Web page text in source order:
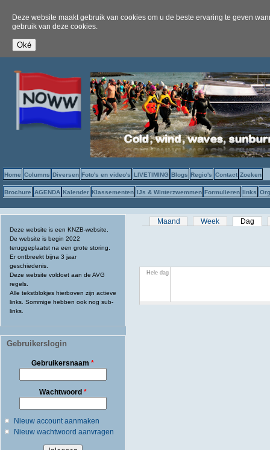
Deze website maakt gebruik van cookies om u de beste ervaring te geven
gebruik van deze cookies.
Home Columns Diversen Foto's en video's LIVETIMING Blogs Regio's Contact Zoeken
Brochure AGENDA Kalender Klassementen IJs & Winterzwemmen Formulieren links
Deze website is een KNZB-website.
De website is begin 2022
teruggeplaatst na een grote storing.
Er ontbreekt bijna 3 jaar
geschiedenis.
Deze website voldoet aan de AVG
regels.
Alle tekstblokjes hierboven zijn actieve
links. Sommige hebben ook nog sub-
links.
Gebruikerslogin
Gebruikersnaam*
Wachtwoord *
Nieuw account aanmaken
Nieuw wachtwoord aanvragen
Primaire tabs
Maand Week Dag
Hele dag